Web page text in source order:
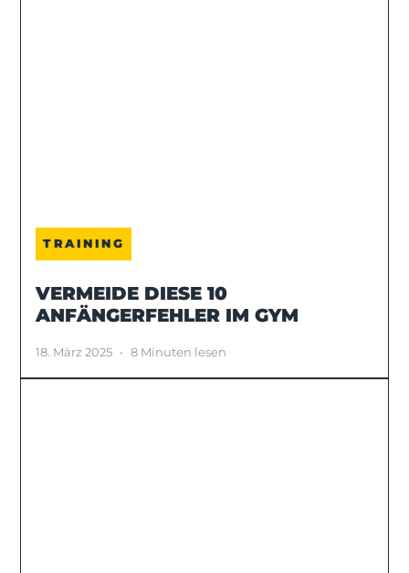
TRAINING
VERMEIDE DIESE 10
ANFÄNGERFEHLER IM GYM
18. März 2025 • 8 Minuten lesen